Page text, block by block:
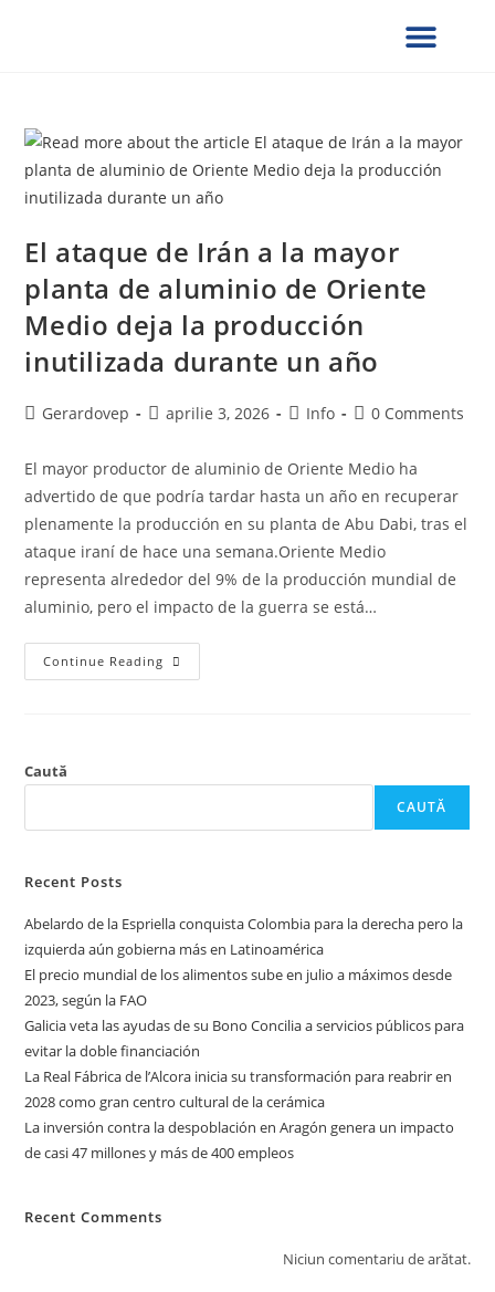
El ataque de Irán a la mayor
planta de aluminio de Oriente
Medio deja la producción
inutilizada durante un año
Gerardovep aprilie 3, 2026 Info 0 Comments
El mayor productor de aluminio de Oriente Medio ha
advertido de que podría tardar hasta un año en recuperar
plenamente la producción en su planta de Abu Dabi, tras el
ataque iraní de hace una semana.Oriente Medio
representa alrededor del 9% de la producción mundial de
aluminio, pero el impacto de la guerra se está…
Continue Reading
Caută
CAUTĂ
Recent Posts
Abelardo de la Espriella conquista Colombia para la derecha pero la
izquierda aún gobierna más en Latinoamérica
El precio mundial de los alimentos sube en julio a máximos desde
2023, según la FAO
Galicia veta las ayudas de su Bono Concilia a servicios públicos para
evitar la doble financiación
La Real Fábrica de l’Alcora inicia su transformación para reabrir en
2028 como gran centro cultural de la cerámica
La inversión contra la despoblación en Aragón genera un impacto
de casi 47 millones y más de 400 empleos
Recent Comments
Niciun comentariu de arătat.